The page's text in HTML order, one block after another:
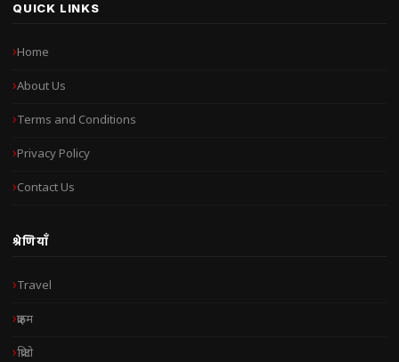
QUICK LINKS
Home
About Us
Terms and Conditions
Privacy Policy
Contact Us
श्रेणियाँ
Travel
क्राइम
क्रिप्टो